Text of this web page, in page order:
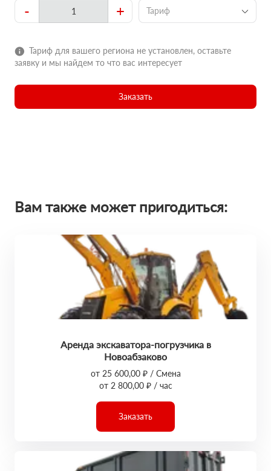
- + Тариф
Тариф для вашего региона не установлен, оставьте
заявку и мы найдем то что вас интересует
Заказать
Вам также может пригодиться:
Аренда экскаватора-погрузчика в
Новоабзаково
от 25 600,00 ₽ / Смена
от 2 800,00 ₽ / час
Заказать